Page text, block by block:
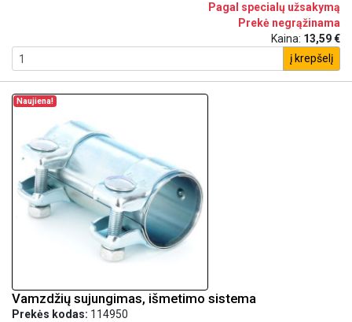
Pagal specialų užsakymą
Prekė negrąžinama
Kaina: 13,59 €
į krepšelį
Naujiena!
Vamzdžių sujungimas, išmetimo sistema
Prekės kodas: 114950